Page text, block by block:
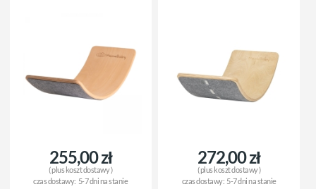
255,00 zł
( plus koszt dostawy)
czas dostawy: 5-7 dni na stanie
272,00 zł
( plus koszt dostawy)
czas dostawy: 5-7 dni na stanie